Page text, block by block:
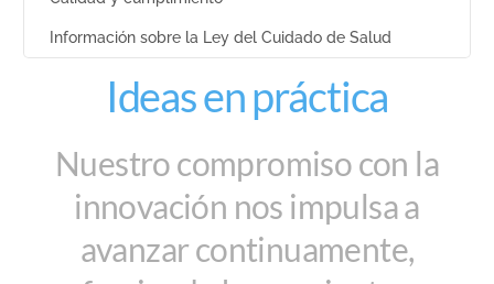
Información sobre la Ley del Cuidado de Salud
Ideas en práctica
Nuestro compromiso con la
innovación nos impulsa a
avanzar continuamente,